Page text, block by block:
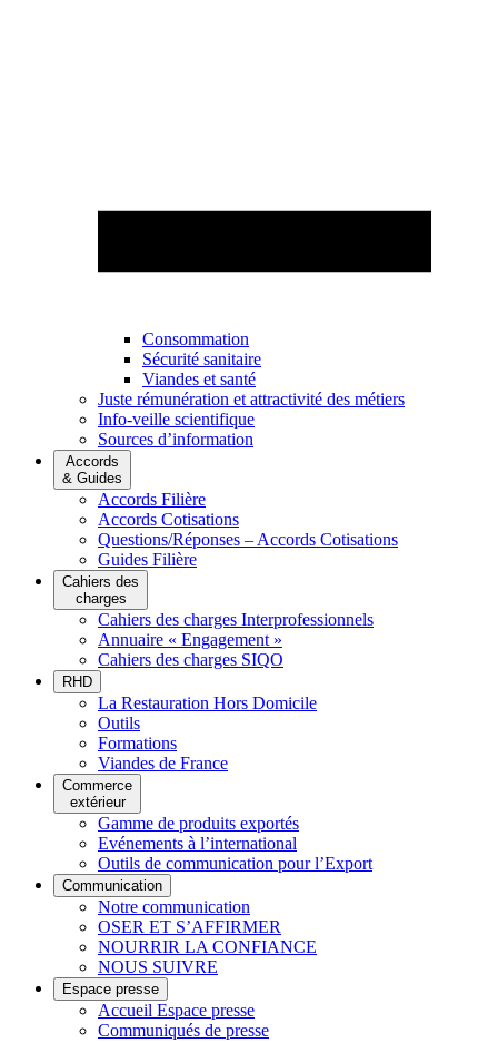
Consommation
Sécurité sanitaire
Viandes et santé
Juste rémunération et attractivité des métiers
Info-veille scientifique
Sources d’information
Accords
& Guides
Accords Filière
Accords Cotisations
Questions/Réponses – Accords Cotisations
Guides Filière
Cahiers des
charges
Cahiers des charges Interprofessionnels
Annuaire « Engagement »
Cahiers des charges SIQO
RHD
La Restauration Hors Domicile
Outils
Formations
Viandes de France
Commerce
extérieur
Gamme de produits exportés
Evénements à l’international
Outils de communication pour l’Export
Communication
Notre communication
OSER ET S’AFFIRMER
NOURRIR LA CONFIANCE
NOUS SUIVRE
Espace presse
Accueil Espace presse
Communiqués de presse